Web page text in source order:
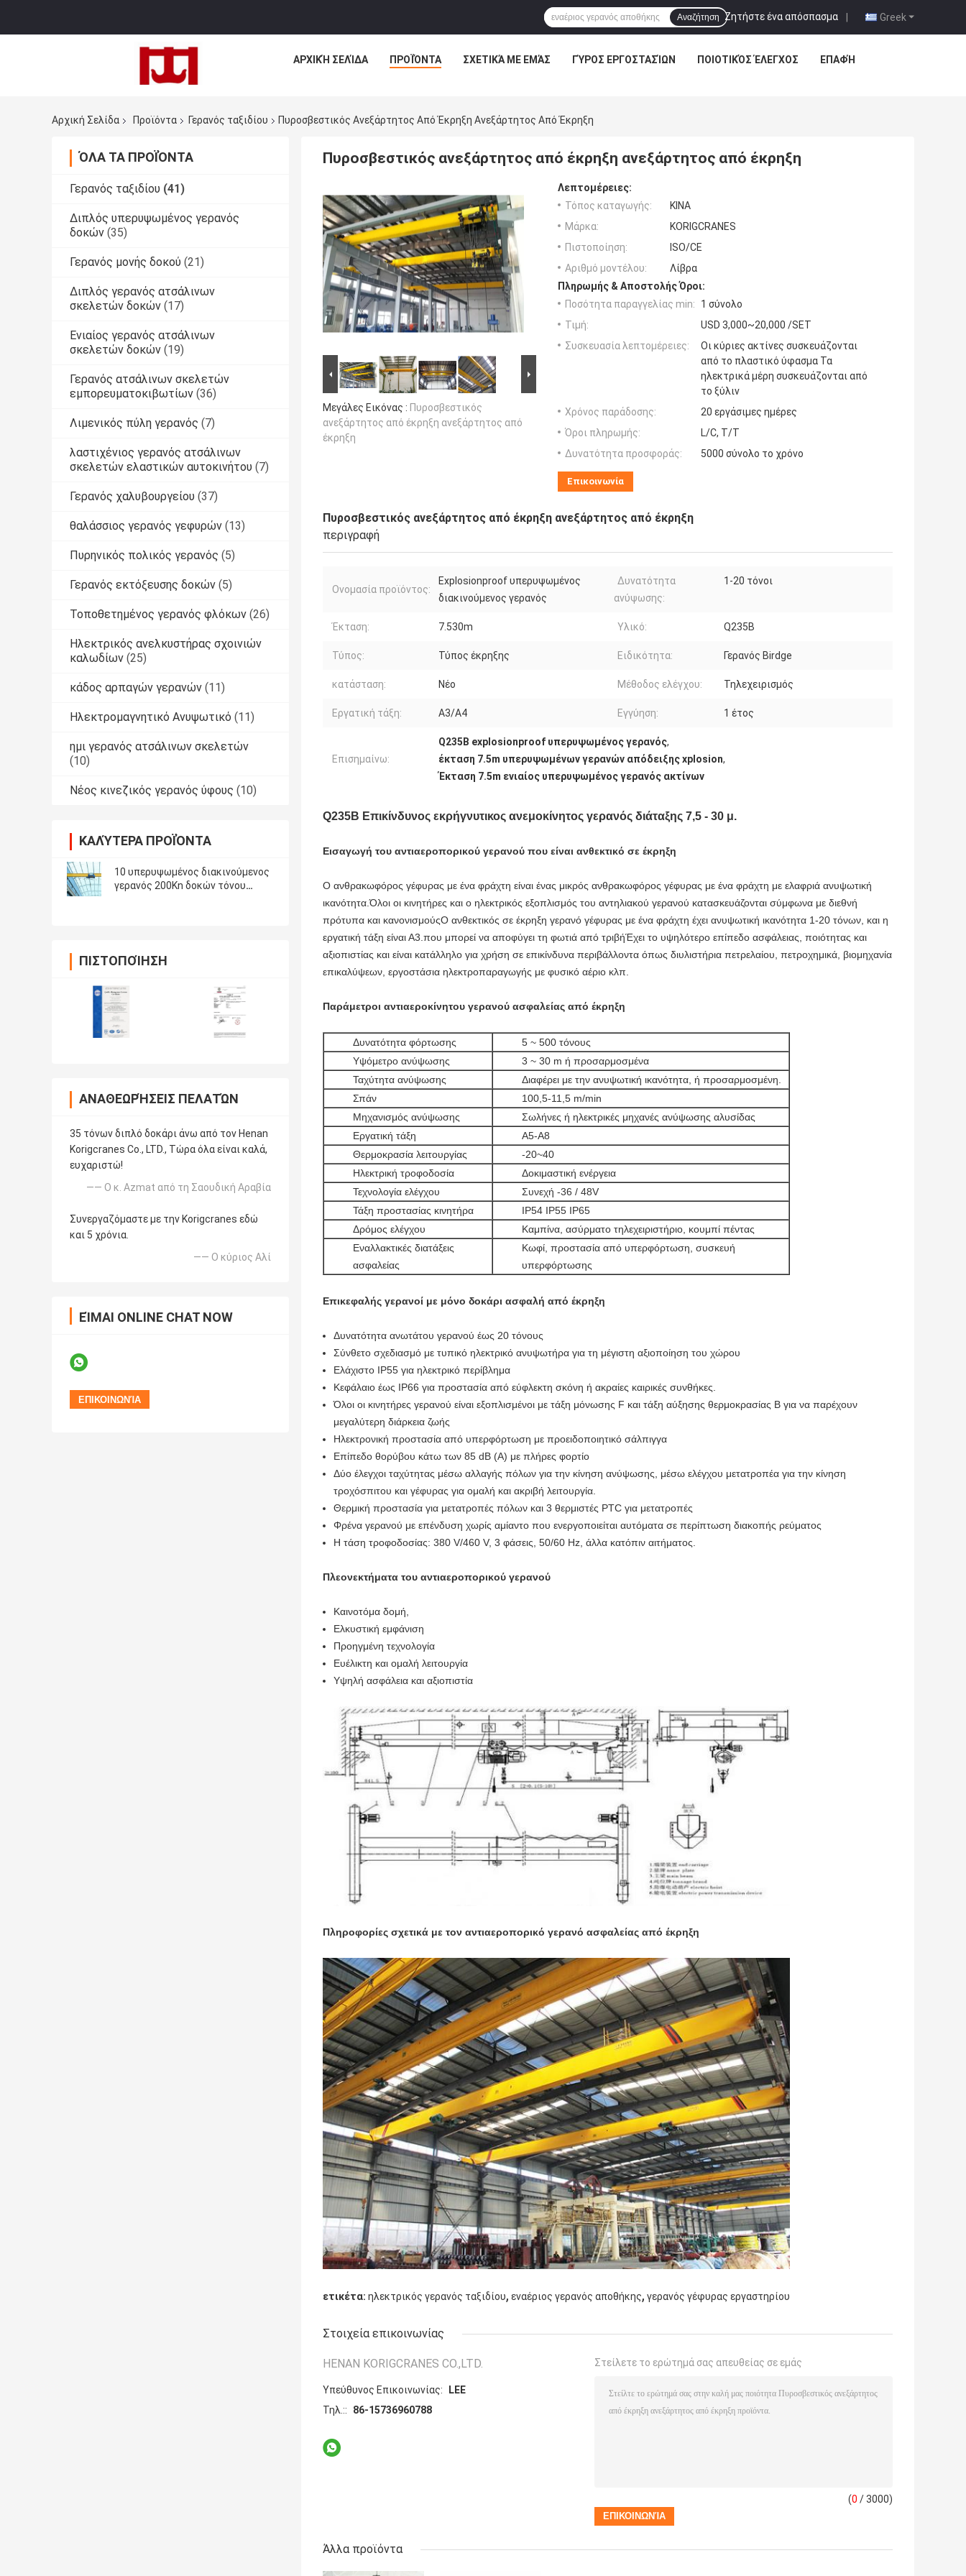
Greek
Ζητήστε ένα απόσπασμα |
Αναζήτηση
ΑΡΧΙΚΉ ΣΕΛΊΔΑ ΠΡΟΪΌΝΤΑ ΣΧΕΤΙΚΆ ΜΕ ΕΜΆΣ ΓΎΡΟΣ ΕΡΓΟΣΤΑΣΊΩΝ ΠΟΙΟΤΙΚΌΣ ΈΛΕΓΧΟΣ ΕΠΑΦΉ
Αρχική Σελίδα Προϊόντα Γερανός ταξιδίου Πυροσβεστικός Ανεξάρτητος Από Έκρηξη Ανεξάρτητος Από Έκρηξη
ΌΛΑ ΤΑ ΠΡΟΪΌΝΤΑ
Γερανός ταξιδίου (41)
Διπλός υπερυψωμένος γερανός
δοκών (35)
Γερανός μονής δοκού (21)
Διπλός γερανός ατσάλινων
σκελετών δοκών (17)
Ενιαίος γερανός ατσάλινων
σκελετών δοκών (19)
Γερανός ατσάλινων σκελετών
εμπορευματοκιβωτίων (36)
Λιμενικός πύλη γερανός (7)
λαστιχένιος γερανός ατσάλινων
σκελετών ελαστικών αυτοκινήτου (7)
Γερανός χαλυβουργείου (37)
θαλάσσιος γερανός γεφυρών (13)
Πυρηνικός πολικός γερανός (5)
Γερανός εκτόξευσης δοκών (5)
Τοποθετημένος γερανός φλόκων (26)
Ηλεκτρικός ανελκυστήρας σχοινιών
καλωδίων (25)
κάδος αρπαγών γερανών (11)
Ηλεκτρομαγνητικό Ανυψωτικό (11)
ημι γερανός ατσάλινων σκελετών
(10)
Νέος κινεζικός γερανός ύφους (10)
ΚΑΛΎΤΕΡΑ ΠΡΟΪΌΝΤΑ
10 υπερυψωμένος διακινούμενος
γερανός 200Kn δοκών τόνου
ΠΙΣΤΟΠΟΊΗΣΗ
ΑΝΑΘΕΩΡΉΣΕΙΣ ΠΕΛΑΤΏΝ
35 τόνων διπλό δοκάρι άνω από τον Henan
Korigcranes Co., LTD., Τώρα όλα είναι καλά,
ευχαριστώ!
—— Ο κ. Azmat από τη Σαουδική Αραβία
Συνεργαζόμαστε με την Korigcranes εδώ
και 5 χρόνια.
—— Ο κύριος Αλί
ΕΊΜΑΙ ONLINE CHAT NOW
Πυροσβεστικός ανεξάρτητος από έκρηξη ανεξάρτητος από έκρηξη
Μεγάλες Εικόνας : Πυροσβεστικός
ανεξάρτητος από έκρηξη ανεξάρτητος από
έκρηξη
Λεπτομέρειες:
Τόπος καταγωγής:
ΚΙΝΑ
Μάρκα:
KORIGCRANES
Πιστοποίηση:
ISO/CE
Αριθμό μοντέλου:
Λίβρα
Πληρωμής & Αποστολής Όροι:
Ποσότητα παραγγελίας min:
1 σύνολο
Τιμή:
USD 3,000~20,000 /SET
Συσκευασία λεπτομέρειες:
Οι κύριες ακτίνες συσκευάζονται
από το πλαστικό ύφασμα Τα
ηλεκτρικά μέρη συσκευάζονται από
το ξύλιν
Χρόνος παράδοσης:
20 εργάσιμες ημέρες
Όροι πληρωμής:
L/C, T/T
Δυνατότητα προσφοράς:
5000 σύνολο το χρόνο
Επικοινωνία
Πυροσβεστικός ανεξάρτητος από έκρηξη ανεξάρτητος από έκρηξη
περιγραφή
Ονομασία προϊόντος:
Explosionproof υπερυψωμένος
διακινούμενος γερανός
Δυνατότητα
ανύψωσης:
1-20 τόνοι
Έκταση: 7.530m Υλικό: Q235B
Τύπος: Τύπος έκρηξης Ειδικότητα: Γερανός Birdge
κατάσταση: Νέο Μέθοδος ελέγχου: Τηλεχειρισμός
Εργατική τάξη: A3/A4 Εγγύηση: 1 έτος
Επισημαίνω:
Q235B explosionproof υπερυψωμένος γερανός,
έκταση 7.5m υπερυψωμένων γερανών απόδειξης xplosion,
Έκταση 7.5m ενιαίος υπερυψωμένος γερανός ακτίνων
Q235B Επικίνδυνος εκρήγνυτικος ανεμοκίνητος γερανός διάταξης 7,5 - 30 μ.
Εισαγωγή του αντιαεροπορικού γερανού που είναι ανθεκτικό σε έκρηξη
Ο ανθρακωφόρος γέφυρας με ένα φράχτη είναι ένας μικρός ανθρακωφόρος γέφυρας με ένα φράχτη με ελαφριά ανυψωτική
ικανότητα.Όλοι οι κινητήρες και ο ηλεκτρικός εξοπλισμός του αντηλιακού γερανού κατασκευάζονται σύμφωνα με διεθνή
πρότυπα και κανονισμούςΟ ανθεκτικός σε έκρηξη γερανό γέφυρας με ένα φράχτη έχει ανυψωτική ικανότητα 1-20 τόνων, και η
εργατική τάξη είναι Α3.που μπορεί να αποφύγει τη φωτιά από τριβήΈχει το υψηλότερο επίπεδο ασφάλειας, ποιότητας και
αξιοπιστίας και είναι κατάλληλο για χρήση σε επικίνδυνα περιβάλλοντα όπως διυλιστήρια πετρελαίου, πετροχημικά, βιομηχανία
επικαλύψεων, εργοστάσια ηλεκτροπαραγωγής με φυσικό αέριο κλπ.
Παράμετροι αντιαεροκίνητου γερανού ασφαλείας από έκρηξη
Δυνατότητα φόρτωσης
5 ~ 500 τόνους
Υψόμετρο ανύψωσης
3 ~ 30 m ή προσαρμοσμένα
Ταχύτητα ανύψωσης
Διαφέρει με την ανυψωτική ικανότητα, ή προσαρμοσμένη.
Σπάν
100,5-11,5 m/min
Μηχανισμός ανύψωσης
Σωλήνες ή ηλεκτρικές μηχανές ανύψωσης αλυσίδας
Εργατική τάξη
Α5-Α8
Θερμοκρασία λειτουργίας
-20~40
Ηλεκτρική τροφοδοσία
Δοκιμαστική ενέργεια
Τεχνολογία ελέγχου
Συνεχή -36 / 48V
Τάξη προστασίας κινητήρα
IP54 IP55 IP65
Δρόμος ελέγχου
Καμπίνα, ασύρματο τηλεχειριστήριο, κουμπί πέντας
Εναλλακτικές διατάξεις
ασφαλείας
Κωφί, προστασία από υπερφόρτωση, συσκευή
υπερφόρτωσης
Επικεφαλής γερανοί με μόνο δοκάρι ασφαλή από έκρηξη
Δυνατότητα ανωτάτου γερανού έως 20 τόνους
Σύνθετο σχεδιασμό με τυπικό ηλεκτρικό ανυψωτήρα για τη μέγιστη αξιοποίηση του χώρου
Ελάχιστο IP55 για ηλεκτρικό περίβλημα
Κεφάλαιο έως IP66 για προστασία από εύφλεκτη σκόνη ή ακραίες καιρικές συνθήκες.
Όλοι οι κινητήρες γερανού είναι εξοπλισμένοι με τάξη μόνωσης F και τάξη αύξησης θερμοκρασίας Β για να παρέχουν
μεγαλύτερη διάρκεια ζωής
Ηλεκτρονική προστασία από υπερφόρτωση με προειδοποιητικό σάλπιγγα
Επίπεδο θορύβου κάτω των 85 dB (A) με πλήρες φορτίο
Δύο έλεγχοι ταχύτητας μέσω αλλαγής πόλων για την κίνηση ανύψωσης, μέσω ελέγχου μετατροπέα για την κίνηση
τροχόσπιτου και γέφυρας για ομαλή και ακριβή λειτουργία.
Θερμική προστασία για μετατροπές πόλων και 3 θερμιστές PTC για μετατροπές
Φρένα γερανού με επένδυση χωρίς αμίαντο που ενεργοποιείται αυτόματα σε περίπτωση διακοπής ρεύματος
Η τάση τροφοδοσίας: 380 V/460 V, 3 φάσεις, 50/60 Hz, άλλα κατόπιν αιτήματος.
Πλεονεκτήματα του αντιαεροπορικού γερανού
Καινοτόμα δομή,
Ελκυστική εμφάνιση
Προηγμένη τεχνολογία
Ευέλικτη και ομαλή λειτουργία
Υψηλή ασφάλεια και αξιοπιστία
Πληροφορίες σχετικά με τον αντιαεροπορικό γερανό ασφαλείας από έκρηξη
ετικέτα: ηλεκτρικός γερανός ταξιδίου, εναέριος γερανός αποθήκης, γερανός γέφυρας εργαστηρίου
Στοιχεία επικοινωνίας
HENAN KORIGCRANES CO.,LTD.
Υπεύθυνος Επικοινωνίας:
LEE
Τηλ.::
86-15736960788
Στείλετε το ερώτημά σας απευθείας σε εμάς
(0 / 3000)
Άλλα προϊόντα